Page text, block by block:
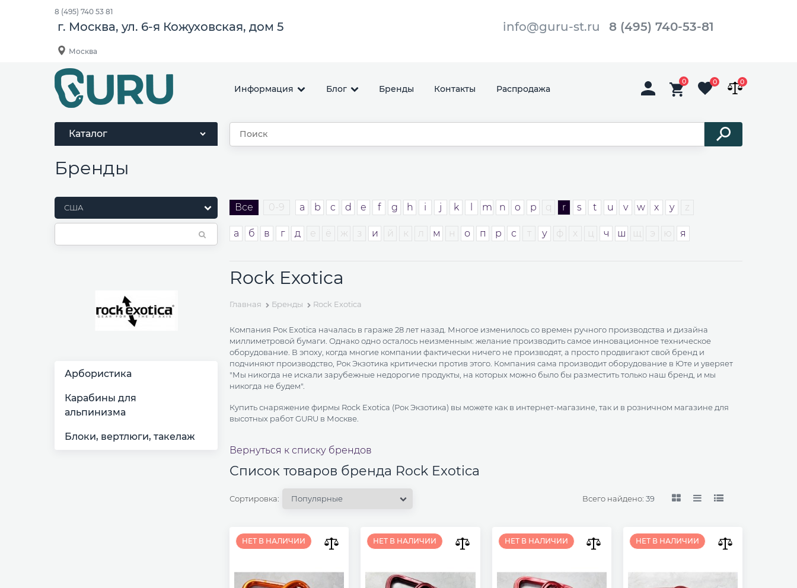
8 (495) 740 53 81
г. Москва, ул. 6-я Кожуховская, дом 5 info@guru-st.ru 8 (495) 740-53-81
Москва
Информация Блог Бренды Контакты Распродажа
0 0 0
Каталог
Бренды
Все 0-9 a b c d e f g h i j k m n o p q r s t u v w x y z
а б в г д е ё ж з и й к л м н о п р с т у ф х ц ч ш щ э ю я
Арбористика
Карабины для
альпинизма
Блоки, вертлюги, такелаж
Rock Exotica
Главная Бренды Rock Exotica
Компания Рок Exotica началась в гараже 28 лет назад. Многое изменилось со времен ручного производства и дизайна
миллиметровой бумаги. Однако одно осталось неизменным: желание производить самое инновационное техническое
оборудование. В эпоху, когда многие компании фактически ничего не производят, а просто продвигают свой бренд и
подчиняют производство, Рок Экзотика критически против этого. Компания сама производит оборудование в Юте и уверяет
"Мы никогда не искали зарубежные недорогие продукты, на которых можно было бы разместить только наш бренд, и мы
никогда не будем".
Купить снаряжение фирмы Rock Exotica (Рок Экзотика) вы можете как в интернет-магазине, так и в розничном магазине для
высотных работ GURU в Москве.
Вернуться к списку брендов
Список товаров бренда Rock Exotica
Сортировка: Всего найдено: 39
НЕТ В НАЛИЧИИ НЕТ В НАЛИЧИИ НЕТ В НАЛИЧИИ НЕТ В НАЛИЧИИ